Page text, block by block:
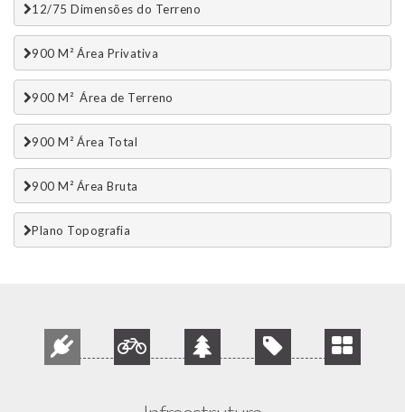
12/75 Dimensões do Terreno
900 M² Área Privativa
900 M²  Área de Terreno
900 M² Área Total
900 M² Área Bruta
Plano Topografia